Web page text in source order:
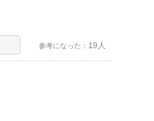
参考になった： 19人